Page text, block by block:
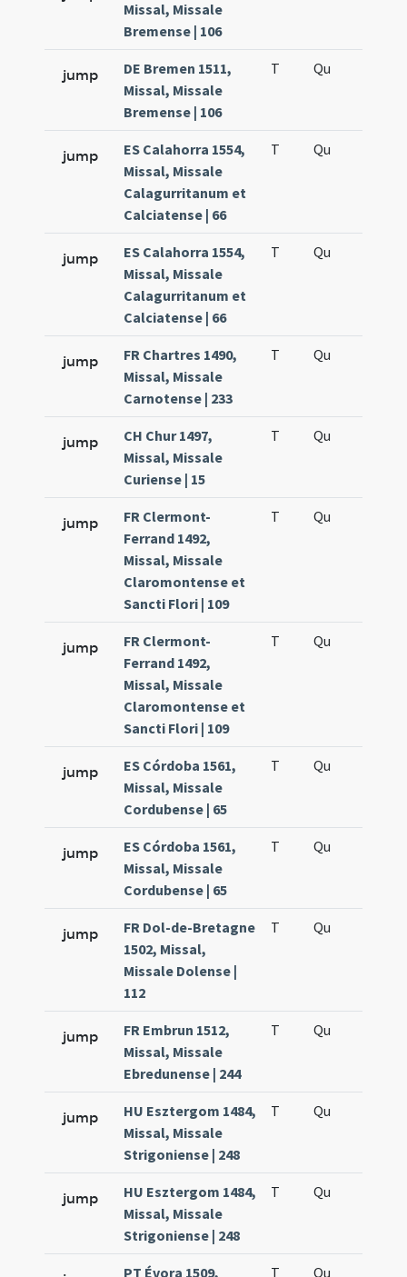
Missal, Missale
Bremense | 106
jump
DE Bremen 1511,
Missal, Missale
Bremense | 106
T Qu
jump
ES Calahorra 1554,
Missal, Missale
Calagurritanum et
Calciatense | 66
T Qu
jump
ES Calahorra 1554,
Missal, Missale
Calagurritanum et
Calciatense | 66
T Qu
jump
FR Chartres 1490,
Missal, Missale
Carnotense | 233
T Qu
jump
CH Chur 1497,
Missal, Missale
Curiense | 15
T Qu
jump
FR Clermont-
Ferrand 1492,
Missal, Missale
Claromontense et
Sancti Flori | 109
T Qu
jump
FR Clermont-
Ferrand 1492,
Missal, Missale
Claromontense et
Sancti Flori | 109
T Qu
jump
ES Córdoba 1561,
Missal, Missale
Cordubense | 65
T Qu
jump
ES Córdoba 1561,
Missal, Missale
Cordubense | 65
T Qu
jump
FR Dol-de-Bretagne
1502, Missal,
Missale Dolense |
112
T Qu
jump
FR Embrun 1512,
Missal, Missale
Ebredunense | 244
T Qu
jump
HU Esztergom 1484,
Missal, Missale
Strigoniense | 248
T Qu
jump
HU Esztergom 1484,
Missal, Missale
Strigoniense | 248
T Qu
PT Évora 1509, T Qu